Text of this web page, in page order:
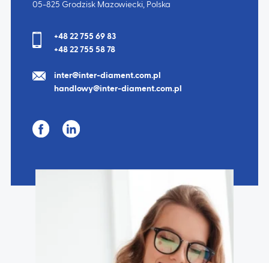
05-825 Grodzisk Mazowiecki, Polska
+48 22 755 69 83
+48 22 755 58 78
inter@inter-diament.com.pl
handlowy@inter-diament.com.pl